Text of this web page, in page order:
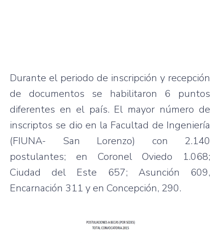
Durante el periodo de inscripción y recepción
de documentos se habilitaron 6 puntos
diferentes en el país. El mayor número de
inscriptos se dio en la Facultad de Ingeniería
(FIUNA- San Lorenzo) con 2.140
postulantes; en Coronel Oviedo 1.068;
Ciudad del Este 657; Asunción 609,
Encarnación 311 y en Concepción, 290.